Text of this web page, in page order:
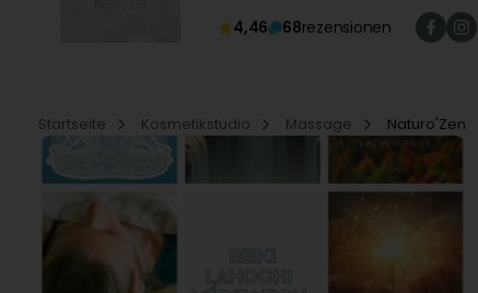
4,46 68rezensionen
Startseite
Kosmetikstudio Massage Naturo'Zen